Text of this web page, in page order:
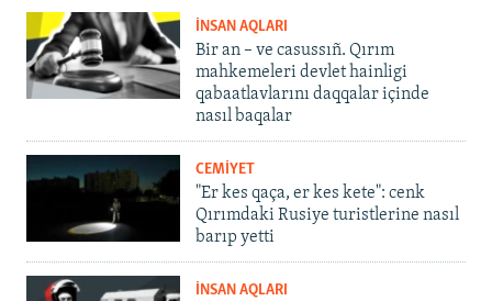
İNSAN AQLARI
Bir an – ve casussıñ. Qırım
mahkemeleri devlet hainligi
qabaatlavlarını daqqalar içinde
nasıl baqalar
CEMİYET
"Er kes qaça, er kes kete": cenk
Qırımdaki Rusiye turistlerine nasıl
barıp yetti
İNSAN AQLARI